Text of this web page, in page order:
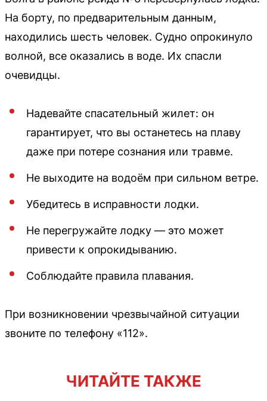
На борту, по предварительным данным,
находились шесть человек. Судно опрокинуло
волной, все оказались в воде. Их спасли
очевидцы.
Надевайте спасательный жилет: он
гарантирует, что вы останетесь на плаву
даже при потере сознания или травме.
Не выходите на водоём при сильном ветре.
Убедитесь в исправности лодки.
Не перегружайте лодку — это может
привести к опрокидыванию.
Соблюдайте правила плавания.
При возникновении чрезвычайной ситуации
звоните по телефону «112».
ЧИТАЙТЕ ТАКЖЕ